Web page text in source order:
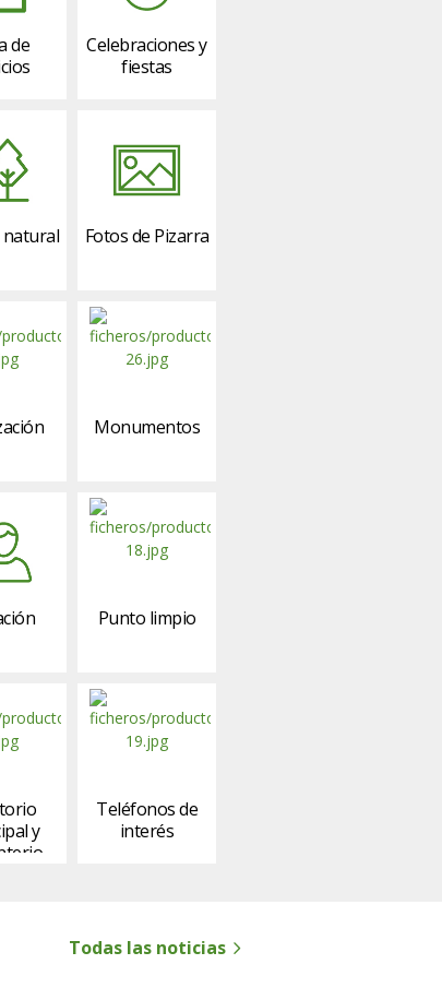
de
Celebraciones y
fiestas
Fotos de Pizarra
Monumentos
Punto limpio
y
Teléfonos de
interés
Todas las noticias